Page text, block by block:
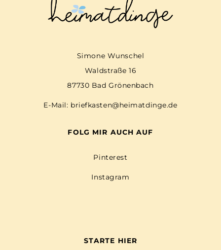
Simone Wunschel
Waldstraße 16
87730 Bad Grönenbach
E-Mail: briefkasten@heimatdinge.de
FOLG MIR AUCH AUF
Pinterest
Instagram
STARTE HIER